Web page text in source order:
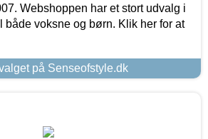
Webshoppen har et stort udvalg i
både voksne og børn. Klik her for at
på Senseofstyle.dk